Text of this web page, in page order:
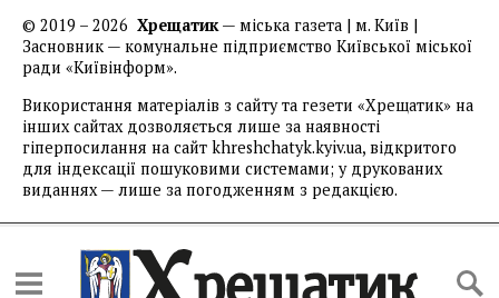
© 2019 – 2026 Хрещатик— міська газета | м. Київ |
Засновник — комунальне підприємство Київської міської
ради «Київінформ».
Використання матеріалів з сайту та гезети «Хрещатик» на
інших сайтах дозволяється лише за наявності
гіперпосилання на сайт khreshchatyk.kyiv.ua, відкритого
для індексації пошуковими системами; у друкованих
виданнях — лише за погодженням з редакцією.